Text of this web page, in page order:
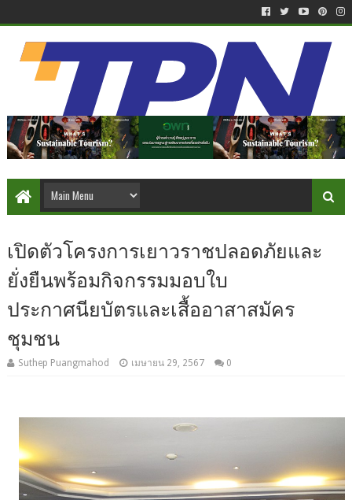
เปิดตัวโครงการเยาวราชปลอดภัยและ
ยั่งยืนพร้อมกิจกรรมมอบใบ
ประกาศนียบัตรและเสื้ออาสาสมัคร
ชุมชน
Suthep Puangmahod เมษายน 29, 2567 0